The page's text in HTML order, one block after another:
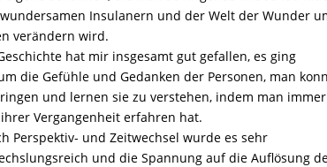
Insulanern und der Welt der Wunder
verändern wird.
hat mir insgesamt gut gefallen, es ging
die Gefühle und Gedanken der Personen, man
und lernen sie zu verstehen, indem man
Vergangenheit erfahren hat.
Perspektiv- und Zeitwechsel wurde es sehr
und die Spannung auf die Auflösung